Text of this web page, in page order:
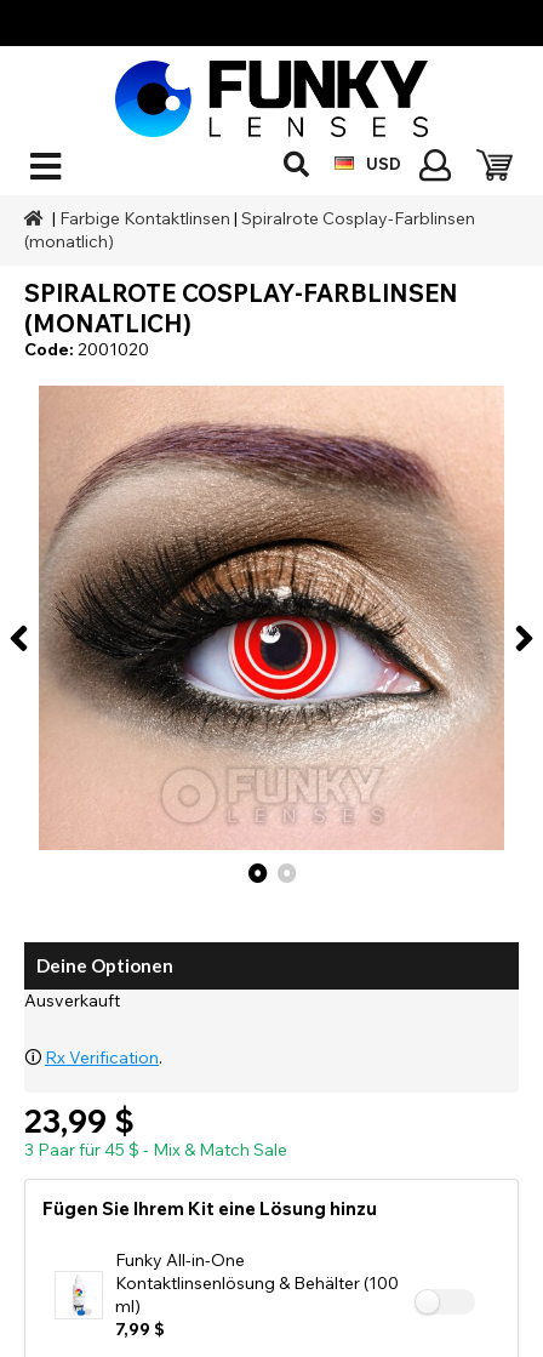
USD
| Farbige Kontaktlinsen | Spiralrote Cosplay-Farblinsen
(monatlich)
SPIRALROTE COSPLAY-FARBLINSEN
(MONATLICH)
Code: 2001020
Deine Optionen
Ausverkauft
🛈 Rx Verification.
23,99 $
3 Paar für 45 $ - Mix & Match Sale
Fügen Sie Ihrem Kit eine Lösung hinzu
Funky All-in-One
Kontaktlinsenlösung & Behälter (100
ml)
7,99 $